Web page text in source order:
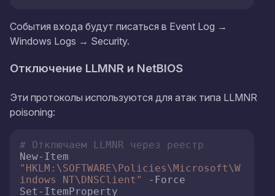
События входа будут писаться в Event Log →
Windows Logs → Security.
Отключение LLMNR и NetBIOS
Эти протоколы используются для атак типа LLMNR
poisoning:
# Отключаем LLMNR через реестр
"HKLM:\SOFTWARE\Policies\Microsoft\W
indows NT\DNSClient"
-Force